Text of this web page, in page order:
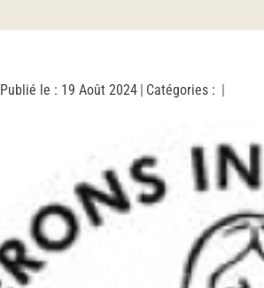
Publié le : 19 Août 2024 | Catégories : |